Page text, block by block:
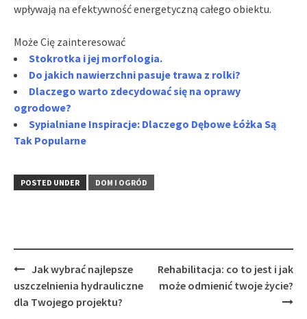
wpływają na efektywność energetyczną całego obiektu.
Może Cię zainteresować
Stokrotka i jej morfologia.
Do jakich nawierzchni pasuje trawa z rolki?
Dlaczego warto zdecydować się na oprawy
ogrodowe?
Sypialniane Inspiracje: Dlaczego Dębowe Łóżka Są
Tak Popularne
POSTED UNDER DOM I OGRÓD
Post
navigation
Jak wybrać najlepsze
uszczelnienia hydrauliczne
dla Twojego projektu?
Rehabilitacja: co to jest i jak
może odmienić twoje życie?